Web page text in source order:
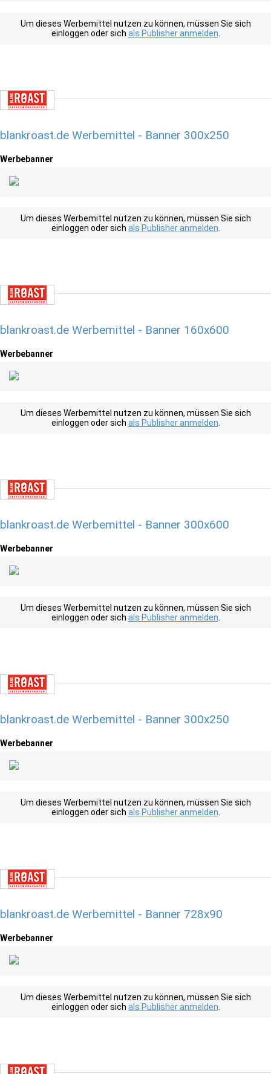
Um dieses Werbemittel nutzen zu können, müssen Sie sich
einloggen oder sich als Publisher anmelden
blankroast.de Werbemittel - Banner 300x250
Werbebanner
Um dieses Werbemittel nutzen zu können, müssen Sie sich
einloggen oder sich als Publisher anmelden
blankroast.de Werbemittel - Banner 160x600
Werbebanner
Um dieses Werbemittel nutzen zu können, müssen Sie sich
einloggen oder sich als Publisher anmelden
blankroast.de Werbemittel - Banner 300x600
Werbebanner
Um dieses Werbemittel nutzen zu können, müssen Sie sich
einloggen oder sich als Publisher anmelden
blankroast.de Werbemittel - Banner 300x250
Werbebanner
Um dieses Werbemittel nutzen zu können, müssen Sie sich
einloggen oder sich als Publisher anmelden
blankroast.de Werbemittel - Banner 728x90
Werbebanner
Um dieses Werbemittel nutzen zu können, müssen Sie sich
einloggen oder sich als Publisher anmelden